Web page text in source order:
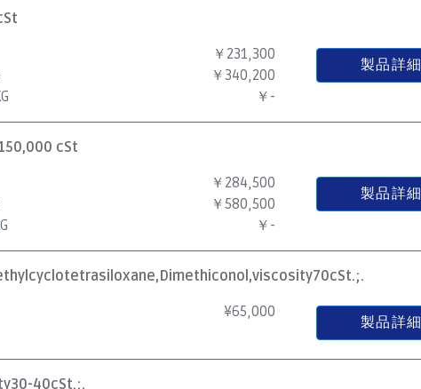
￥231,300
￥340,200
￥-
製品詳細
150,000 cSt
￥284,500
￥580,500
￥-
製品詳細
¥65,000
製品詳細
40cSt.;.